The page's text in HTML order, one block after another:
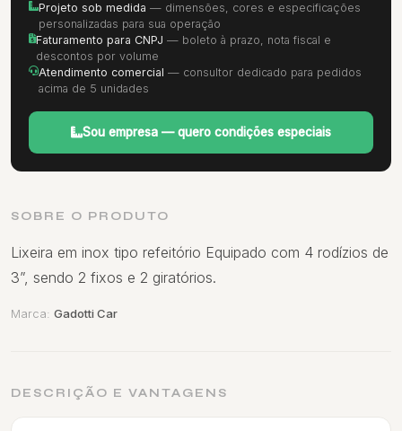
Projeto sob medida — dimensões, cores e especificações
personalizadas para sua operação
Faturamento para CNPJ — boleto à prazo, nota fiscal e
descontos por volume
Atendimento comercial — consultor dedicado para pedidos
acima de 5 unidades
Sou empresa — quero condições especiais
SOBRE O PRODUTO
Lixeira em inox tipo refeitório Equipado com 4 rodízios de
3”, sendo 2 fixos e 2 giratórios.
Marca: Gadotti Car
DESCRIÇÃO E VANTAGENS